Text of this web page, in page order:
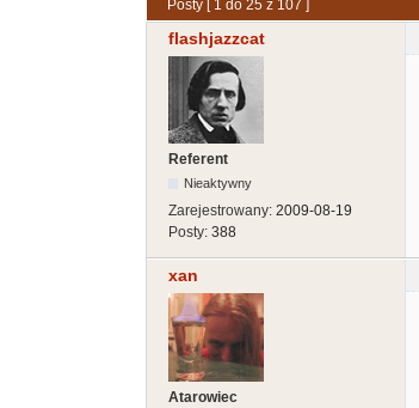
Posty [ 1 do 25 z 107 ]
flashjazzcat
Referent
Nieaktywny
Zarejestrowany: 2009-08-19
Posty: 388
xan
Atarowiec